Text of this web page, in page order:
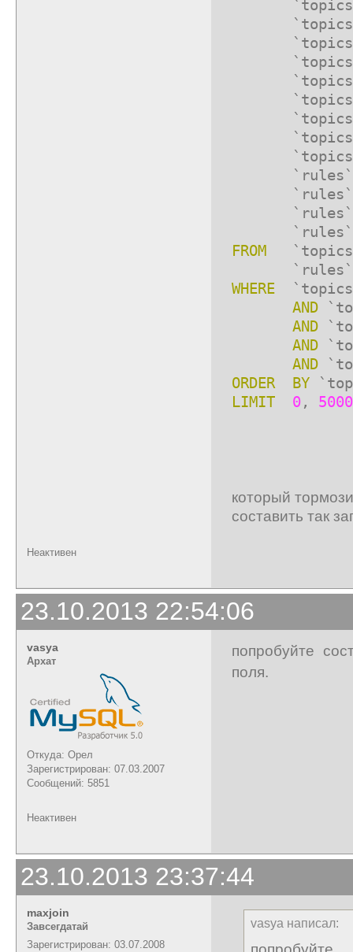
FROM
`rules`
WHERE
AND
AND
AND
AND
ORDER
BY
LIMIT
0, 5000
который
составить так
Неактивен
23.10.2013 22:54:06
vasya
Архат
Откуда: Орел
Зарегистрирован: 07.03.2007
Сообщений: 5851
попробуйте
поля.
Неактивен
23.10.2013 23:37:44
maxjoin
Завсегдатай
Зарегистрирован: 03.07.2008
vasya написал: